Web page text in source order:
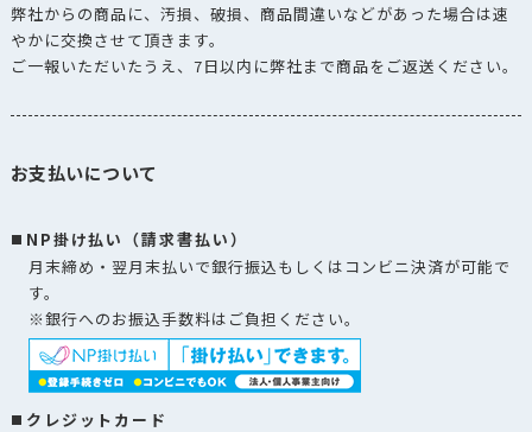
弊社からの商品に、汚損、破損、商品間違いなどがあった場合は速
やかに交換させて頂きます。
ご一報いただいたうえ、7日以内に弊社まで商品をご返送ください。
お支払いについて
NP掛け払い（請求書払い）
月末締め・翌月末払いで銀行振込もしくはコンビニ決済が可能で
す。
※銀行へのお振込手数料はご負担ください。
クレジットカード